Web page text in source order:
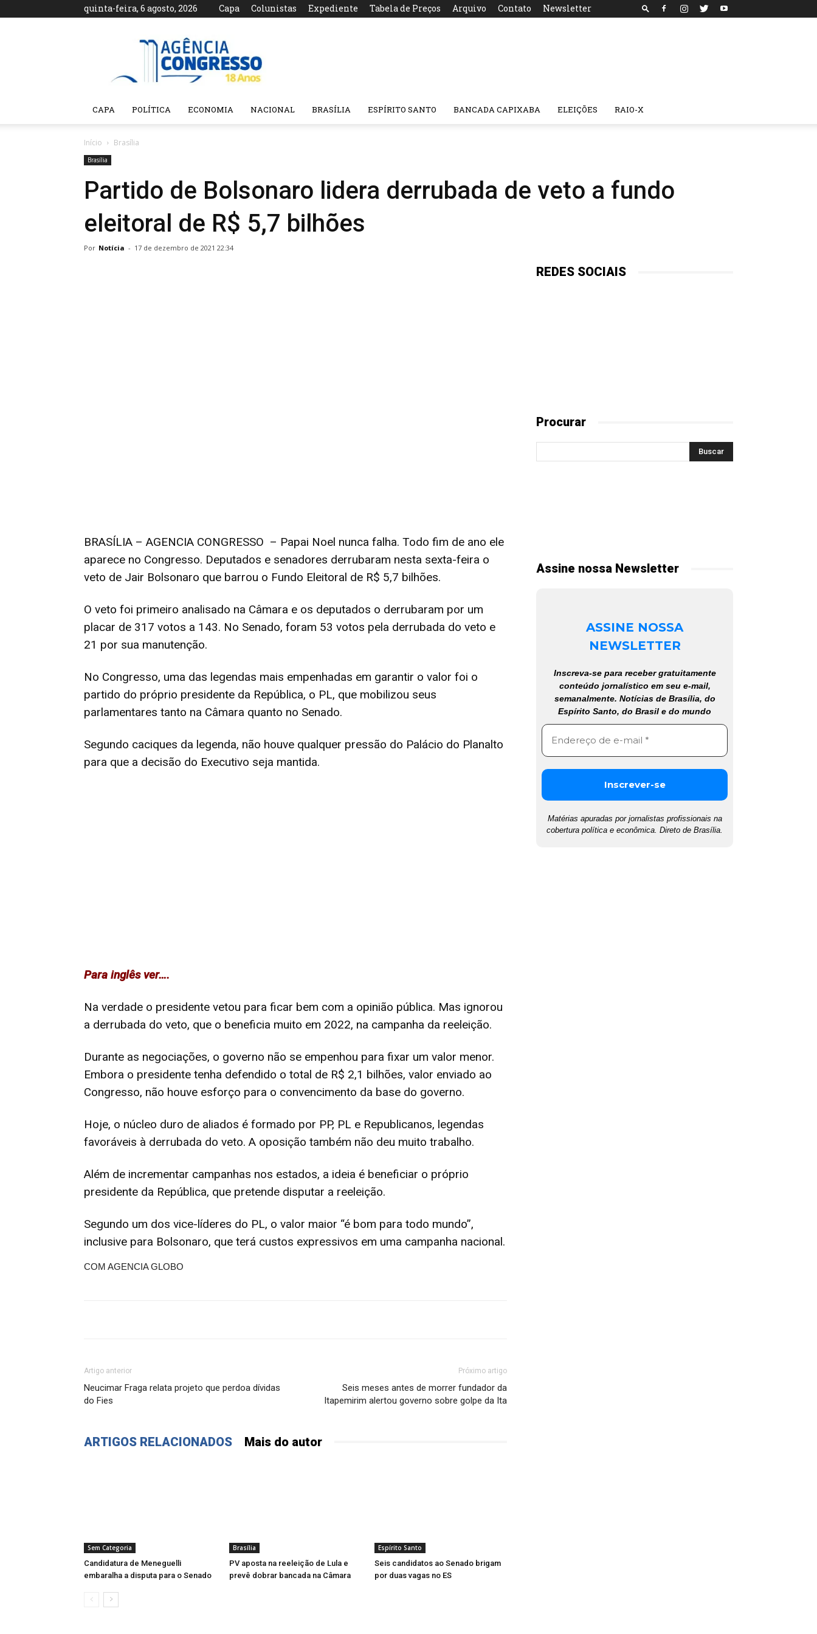
quinta-feira, 6 agosto, 2026 Capa Colunistas Expediente Tabela de Preços Arquivo Contato Newsletter
Agência
CAPA POLÍTICA ECONOMIA NACIONAL BRASÍLIA ESPÍRITO SANTO BANCADA CAPIXABA ELEIÇÕES RAIO-X
Início Brasília
Brasília
Partido de Bolsonaro lidera derrubada de veto a fundo
eleitoral de R$ 5,7 bilhões
Por Notícia - 17 de dezembro de 2021 22:34
BRASÍLIA – AGENCIA CONGRESSO – Papai Noel nunca falha. Todo fim de ano ele
aparece no Congresso. Deputados e senadores derrubaram nesta sexta-feira o
veto de Jair Bolsonaro que barrou o Fundo Eleitoral de R$ 5,7 bilhões.
O veto foi primeiro analisado na Câmara e os deputados o derrubaram por um
placar de 317 votos a 143. No Senado, foram 53 votos pela derrubada do veto e
21 por sua manutenção.
No Congresso, uma das legendas mais empenhadas em garantir o valor foi o
partido do próprio presidente da República, o PL, que mobilizou seus
parlamentares tanto na Câmara quanto no Senado.
Segundo caciques da legenda, não houve qualquer pressão do Palácio do Planalto
para que a decisão do Executivo seja mantida.
Para inglês ver….
Na verdade o presidente vetou para ficar bem com a opinião pública. Mas ignorou
a derrubada do veto, que o beneficia muito em 2022, na campanha da reeleição.
Durante as negociações, o governo não se empenhou para fixar um valor menor.
Embora o presidente tenha defendido o total de R$ 2,1 bilhões, valor enviado ao
Congresso, não houve esforço para o convencimento da base do governo.
Hoje, o núcleo duro de aliados é formado por PP, PL e Republicanos, legendas
favoráveis à derrubada do veto. A oposição também não deu muito trabalho.
Além de incrementar campanhas nos estados, a ideia é beneficiar o próprio
presidente da República, que pretende disputar a reeleição.
Segundo um dos vice-líderes do PL, o valor maior “é bom para todo mundo”,
inclusive para Bolsonaro, que terá custos expressivos em uma campanha nacional.
COM AGENCIA GLOBO
Artigo anterior
Neucimar Fraga relata projeto que perdoa dívidas
do Fies
Próximo artigo
Seis meses antes de morrer fundador da
Itapemirim alertou governo sobre golpe da Ita
ARTIGOS RELACIONADOS Mais do autor
Sem Categoria
Candidatura de Meneguelli
embaralha a disputa para o Senado
Brasília
PV aposta na reeleição de Lula e
prevê dobrar bancada na Câmara
Espírito Santo
Seis candidatos ao Senado brigam
por duas vagas no ES
REDES SOCIAIS
Procurar
Assine nossa Newsletter
ASSINE NOSSA
NEWSLETTER
Inscreva-se para receber gratuitamente
conteúdo jornalístico em seu e-mail,
semanalmente. Notícias de Brasília, do
Espírito Santo, do Brasil e do mundo
Matérias apuradas por jornalistas profissionais na
cobertura política e econômica. Direto de Brasília.